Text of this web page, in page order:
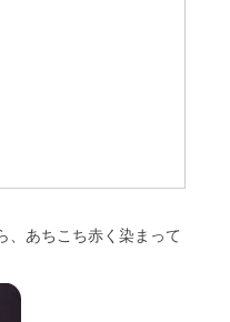
、あちこち赤く染まって